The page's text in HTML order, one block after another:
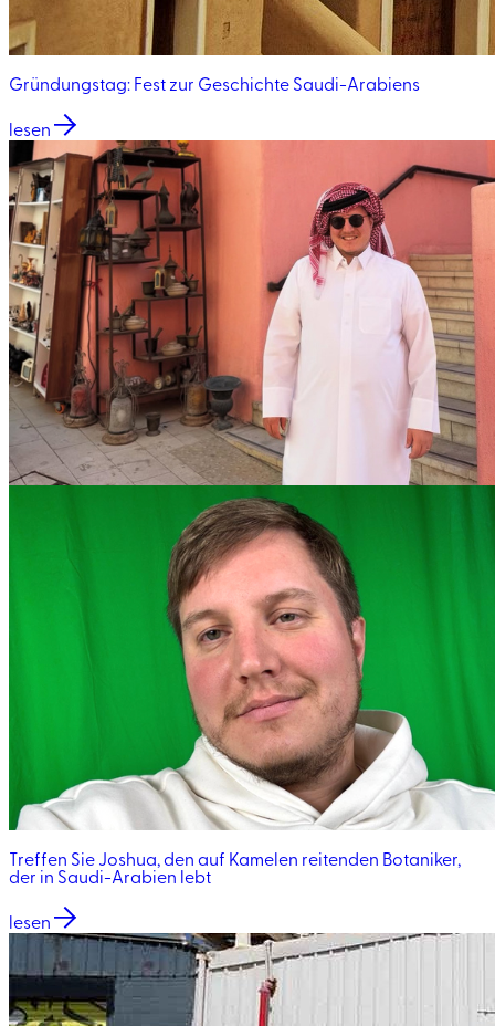
Gründungstag: Fest zur Geschichte Saudi-Arabiens
lesen
Treffen Sie Joshua, den auf Kamelen reitenden Botaniker,
der in Saudi-Arabien lebt
lesen